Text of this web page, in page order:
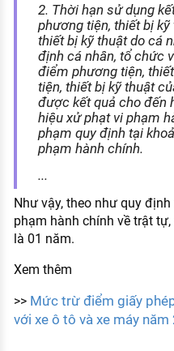
2. Thời hạn sử dụng
phương tiện, thiết bị
thiết bị kỹ thuật do cá
định cá nhân, tổ chức
điểm phương tiện,
tiện, thiết bị kỹ thuật
được kết quả cho đến
hiệu xử phạt vi phạm
phạm quy định tại
phạm hành chính.
...
Như vậy, theo như quy
phạm hành chính về trật
là 01 năm.
Xem thêm
>> Mức trừ điểm giấy
với xe ô tô và xe máy năm